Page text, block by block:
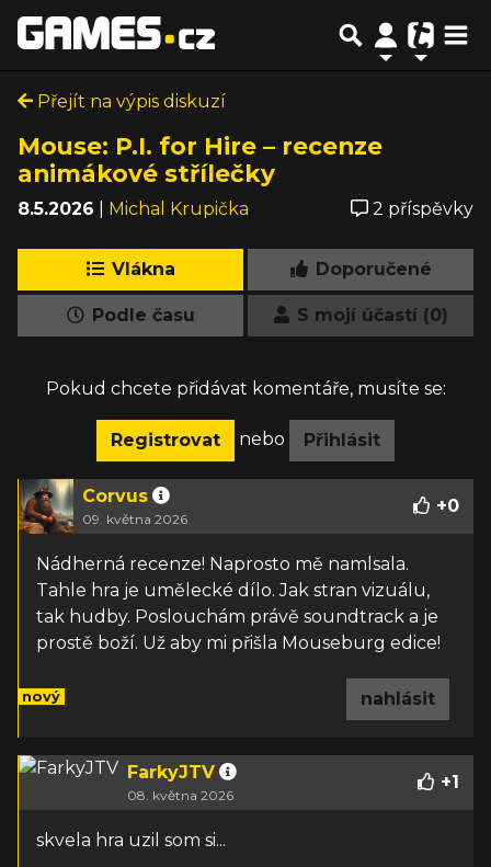
Přejít na výpis diskuzí
Mouse: P.I. for Hire – recenze
animákové střílečky
8.5.2026 Michal Krupička 2 příspěvky
Vlákna Doporučené
Podle času S mojí účastí (0)
Pokud chcete přidávat komentáře, musíte se:
Registrovat nebo Přihlásit
Corvus
09. května 2026
+0
Nádherná recenze! Naprosto mě namlsala.
Tahle hra je umělecké dílo. Jak stran vizuálu,
tak hudby. Poslouchám právě soundtrack a je
prostě boží. Už aby mi přišla Mouseburg edice!
nový nahlásit
FarkyJTV
08. května 2026
+1
skvela hra uzil som si...